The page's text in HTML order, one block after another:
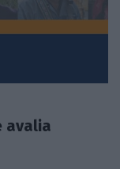
avalia